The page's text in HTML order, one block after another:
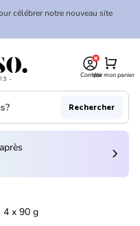
célébrer notre nouveau site
CompteVoir mon panier
shopping_cart
Rechercher
fenêtre)
chevron_right
4 x 90 g